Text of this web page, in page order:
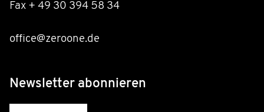
Fax + 49 30 394 58 34
office@zeroone.de
Newsletter abonnieren